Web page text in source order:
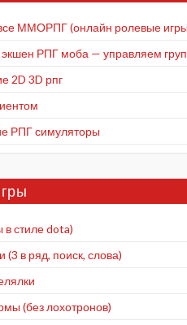
ММОРПГ (онлайн ролевые
РПГ моба — управляем
2D 3D рпг
РПГ симуляторы
в стиле dota)
(3 в ряд, поиск, слова)
(без лохотронов)